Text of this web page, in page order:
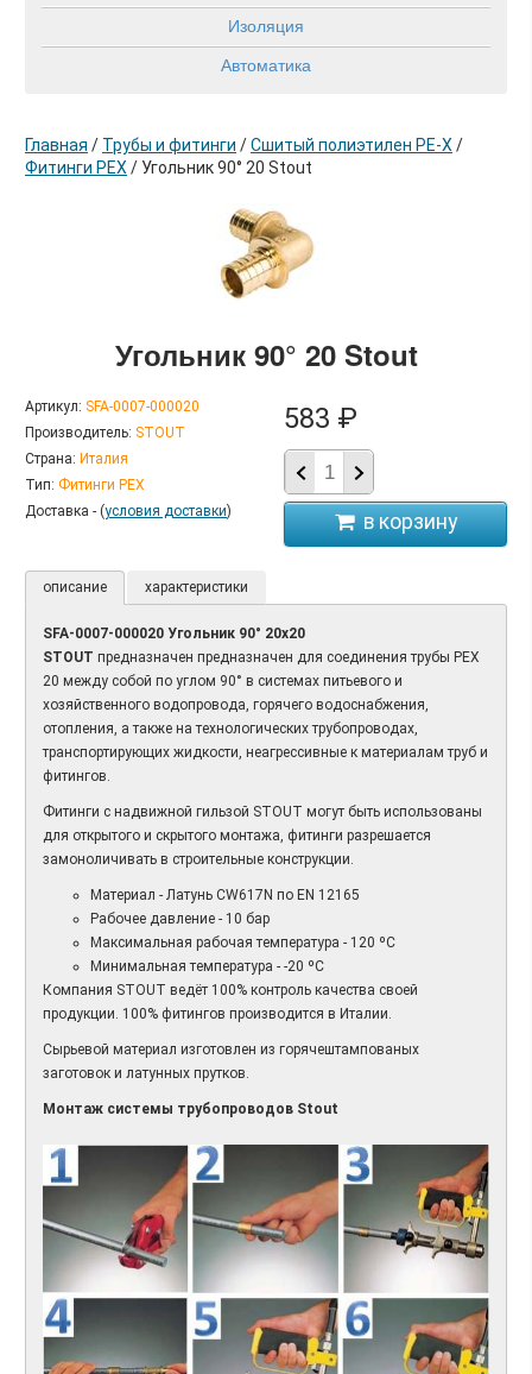
Изоляция
Автоматика
Главная / Трубы и фитинги /Сшитый полиэтилен РЕ-Х/
Фитинги PEX/ Угольник 90° 20 Stout
Угольник 90° 20 Stout
Артикул: SFA-0007-000020
Производитель: STOUT
Страна: Италия
Тип: Фитинги PEX
Доставка - (условия доставки)
583 ₽
в корзину
описание характеристики
SFA-0007-000020 Угольник 90° 20х20
STOUT предназначен предназначен для соединения трубы PEX
20 между собой по углом 90° в системах питьевого и
хозяйственного водопровода, горячего водоснабжения,
отопления, а также на технологических трубопроводах,
транспортирующих жидкости, неагрессивные к материалам труб и
фитингов.
Фитинги с надвижной гильзой STOUT могут быть использованы
для открытого и скрытого монтажа, фитинги разрешается
замоноличивать в строительные конструкции.
Материал - Латунь CW617N по EN 12165
Рабочее давление - 10 бар
Максимальная рабочая температура - 120 ºС
Минимальная температура - -20 ºС
Компания STOUT ведёт 100% контроль качества своей
продукции. 100% фитингов производится в Италии.
Сырьевой материал изготовлен из горячештампованых
заготовок и латунных прутков.
Монтаж системы трубопроводов Stout